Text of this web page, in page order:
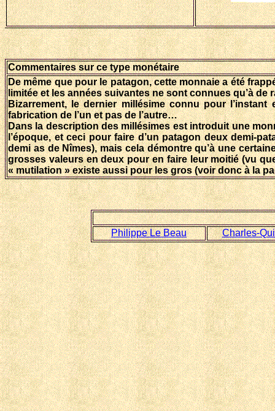
Commentaires sur ce type monétaire
De même que pour le patagon, cette monnaie a été
limitée et les années suivantes ne sont connues qu’à de
Bizarrement, le dernier millésime connu pour
fabrication de l’un et pas de l’autre…
Dans la description des millésimes est introduit une
l’époque, et ceci pour faire d’un patagon deux demi-
demi as de Nîmes), mais cela démontre qu’à une
grosses valeurs en deux pour en faire leur moitié (vu
« mutilation » existe aussi pour les gros (voir donc à la
Philippe Le Beau Charles-